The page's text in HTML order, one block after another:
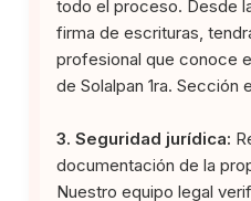
todo el proceso. Desde
firma de escrituras,
profesional que conoce
de Solalpan 1ra. Sección
3. Seguridad jurídica:
documentación de la
Nuestro equipo legal